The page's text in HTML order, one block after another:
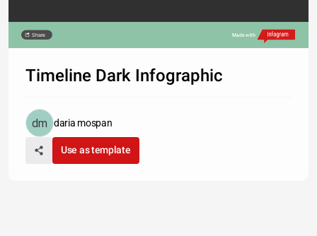
Share Made with
Timeline Dark Infographic
daria mospan
Use as template